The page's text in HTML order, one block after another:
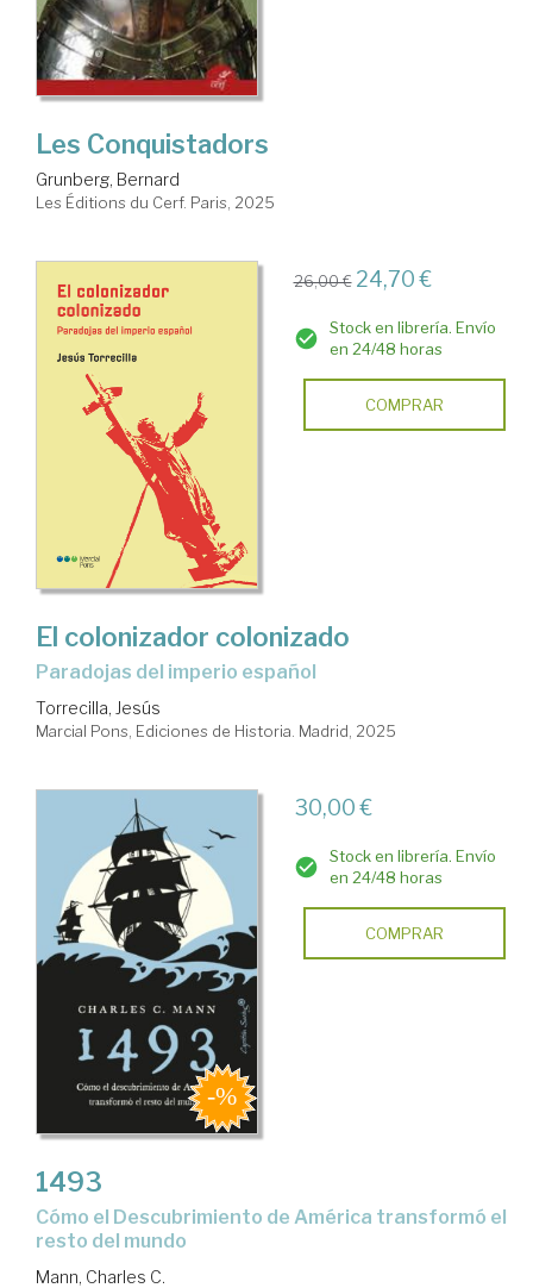
Les Conquistadors
Grunberg, Bernard
Les Éditions du Cerf. Paris, 2025
26,00 € 24,70 €
Stock en librería. Envío
en 24/48 horas
COMPRAR
El colonizador colonizado
Paradojas del imperio español
Torrecilla, Jesús
Marcial Pons, Ediciones de Historia. Madrid, 2025
30,00 €
Stock en librería. Envío
en 24/48 horas
COMPRAR
1493
Cómo el Descubrimiento de América transformó el
resto del mundo
Mann, Charles C.